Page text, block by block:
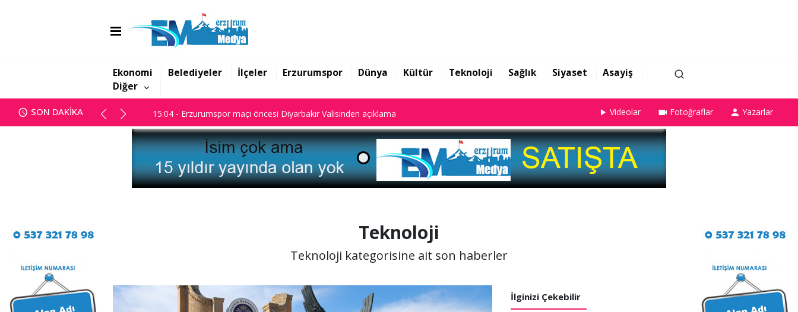
Ekonomi Belediyeler İlçeler Erzurumspor Dünya Kültür Teknoloji Sağlık Siyaset
Asayiş
Diğer
SON DAKİKA
14:45 - Başsavcılık; "Yanan dosyalar dijital sistemde kayıtlı."
15:04 - Erzurumspor maçı öncesi Diyarbakır Valisinden açıklama
15:04 - Erzurumspor maçı öncesi Diyarbakır Valisinden açıklama Videolar Fotoğraflar Yazarlar
Teknoloji
Teknoloji kategorisine ait son haberler
İlginizi Çekebilir